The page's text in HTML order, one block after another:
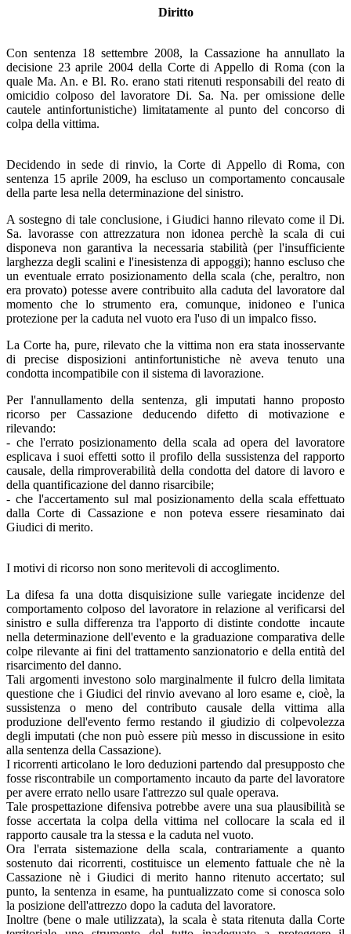
Diritto
Con sentenza 18 settembre 2008, la Cassazione ha annullato la
decisione 23 aprile 2004 della Corte di Appello di Roma (con la
quale Ma. An. e Bl. Ro. erano stati ritenuti responsabili del reato di
omicidio colposo del lavoratore Di. Sa. Na. per omissione delle
cautele antinfortunistiche) limitatamente al punto del concorso di
colpa della vittima.
Decidendo in sede di rinvio, la Corte di Appello di Roma, con
sentenza 15 aprile 2009, ha escluso un comportamento concausale
della parte lesa nella determinazione del sinistro.
A sostegno di tale conclusione, i Giudici hanno rilevato come il Di.
Sa. lavorasse con attrezzatura non idonea perchè la scala di cui
disponeva non garantiva la necessaria stabilità (per l'insufficiente
larghezza degli scalini e l'inesistenza di appoggi); hanno escluso che
un eventuale errato posizionamento della scala (che, peraltro, non
era provato) potesse avere contribuito alla caduta del lavoratore dal
momento che lo strumento era, comunque, inidoneo e l'unica
protezione per la caduta nel vuoto era l'uso di un impalco fisso.
La Corte ha, pure, rilevato che la vittima non era stata inosservante
di precise disposizioni antinfortunistiche nè aveva tenuto una
condotta incompatibile con il sistema di lavorazione.
Per l'annullamento della sentenza, gli imputati hanno proposto
ricorso per Cassazione deducendo difetto di motivazione e
rilevando:
- che l'errato posizionamento della scala ad opera del lavoratore
esplicava i suoi effetti sotto il profilo della sussistenza del rapporto
causale, della rimproverabilità della condotta del datore di lavoro e
della quantificazione del danno risarcibile;
- che l'accertamento sul mal posizionamento della scala effettuato
dalla Corte di Cassazione e non poteva essere riesaminato dai
Giudici di merito.
I motivi di ricorso non sono meritevoli di accoglimento.
La difesa fa una dotta disquisizione sulle variegate incidenze del
comportamento colposo del lavoratore in relazione al verificarsi del
sinistro e sulla differenza tra l'apporto di distinte condotte incaute
nella determinazione dell'evento e la graduazione comparativa delle
colpe rilevante ai fini del trattamento sanzionatorio e della entità del
risarcimento del danno.
Tali argomenti investono solo marginalmente il fulcro della limitata
questione che i Giudici del rinvio avevano al loro esame e, cioè, la
sussistenza o meno del contributo causale della vittima alla
produzione dell'evento fermo restando il giudizio di colpevolezza
degli imputati (che non può essere più messo in discussione in esito
alla sentenza della Cassazione).
I ricorrenti articolano le loro deduzioni partendo dal presupposto che
fosse riscontrabile un comportamento incauto da parte del lavoratore
per avere errato nello usare l'attrezzo sul quale operava.
Tale prospettazione difensiva potrebbe avere una sua plausibilità se
fosse accertata la colpa della vittima nel collocare la scala ed il
rapporto causale tra la stessa e la caduta nel vuoto.
Ora l'errata sistemazione della scala, contrariamente a quanto
sostenuto dai ricorrenti, costituisce un elemento fattuale che nè la
Cassazione nè i Giudici di merito hanno ritenuto accertato; sul
punto, la sentenza in esame, ha puntualizzato come si conosca solo
la posizione dell'attrezzo dopo la caduta del lavoratore.
Inoltre (bene o male utilizzata), la scala è stata ritenuta dalla Corte